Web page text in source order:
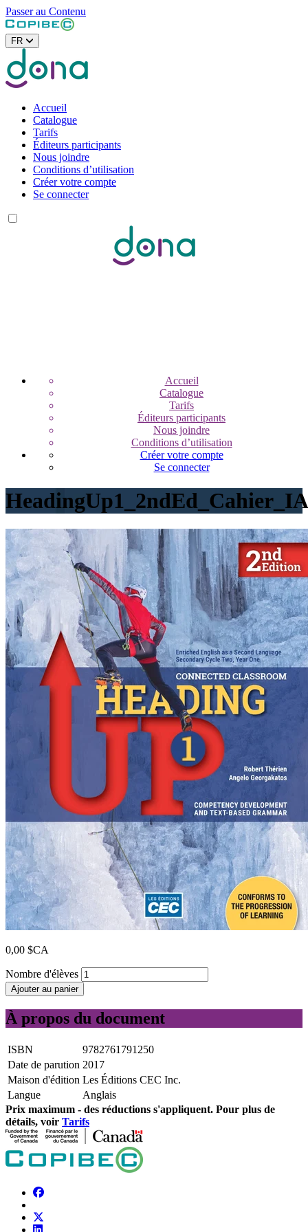
Passer au Contenu
FR
Accueil
Catalogue
Tarifs
Éditeurs participants
Nous joindre
Conditions d’utilisation
Créer votre compte
Se connecter
Accueil
Catalogue
Tarifs
Éditeurs participants
Nous joindre
Conditions d’utilisation
Créer votre compte
Se connecter
HeadingUp1_2ndEd_Cahier_IA
0,00 $CA
Nombre d'élèves
Ajouter au panier
À propos du document
ISBN
9782761791250
Date de parution 2017
Maison d'édition Les Éditions CEC Inc.
Langue
Anglais
Prix ​​maximum - des réductions s'appliquent. Pour plus de
détails, voir Tarifs